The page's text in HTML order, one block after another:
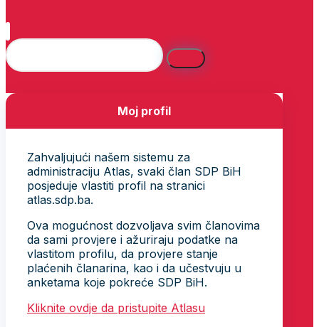
Moj profil
Zahvaljujući našem sistemu za
administraciju Atlas, svaki član SDP BiH
posjeduje vlastiti profil na stranici
atlas.sdp.ba.
Ova mogućnost dozvoljava svim članovima
da sami provjere i ažuriraju podatke na
vlastitom profilu, da provjere stanje
plaćenih članarina, kao i da učestvuju u
anketama koje pokreće SDP BiH.
Kliknite ovdje da pristupite Atlasu